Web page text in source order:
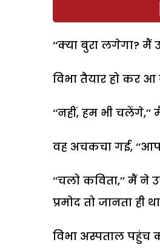
‘‘क्या बुरा लगेगा?
विभा तैयार हो कर आ
‘‘नहीं, हम भी
वह अचकचा गई, ‘‘आप
‘‘चलो कविता,’’ मैं
प्रमोद तो जानता ही
विभा अस्पताल पहुंच